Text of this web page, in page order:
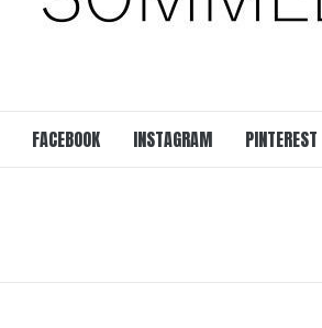
FACEBOOK INSTAGRAM PINTEREST